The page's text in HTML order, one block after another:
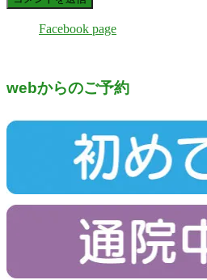
Facebook page
webからのご予約